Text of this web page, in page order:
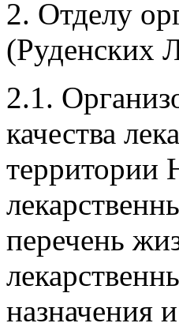
2. Отделу
(Руденских
2.1.
качества
территории
перечень
назначения